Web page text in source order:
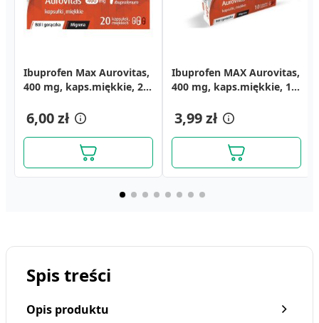
Ibuprofen Max Aurovitas,
400 mg, kaps.miękkie, 20
6,00 zł
Ibuprofen MAX Aurovitas,
400 mg, kaps.miękkie, 10
3,99 zł
Spis treści
Opis produktu